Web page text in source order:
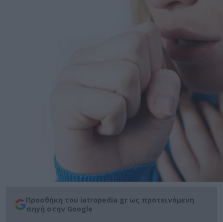
Προσθήκη του iatropedia.gr ως προτεινόμενη
πηγή στην Google